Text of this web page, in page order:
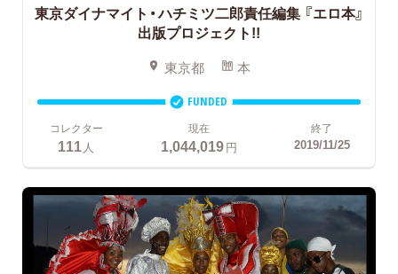
東京ダイナマイト・ハチミツ二郎責任編集『エロ本』
出版プロジェクト!!
東京都 本
FUNDED
コレクター
111 人
現在
1,044,019円
終了
2019/11/25